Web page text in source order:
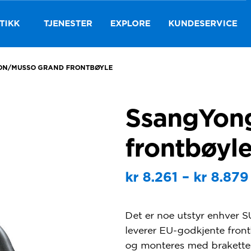
TJENESTER EXPLORE KUNDESERVICE
MUSSO GRAND FRONTBØYLE
kr8.261 – kr8.879
Det er noe utstyr enhver
leverer EU-godkjente
og monteres med